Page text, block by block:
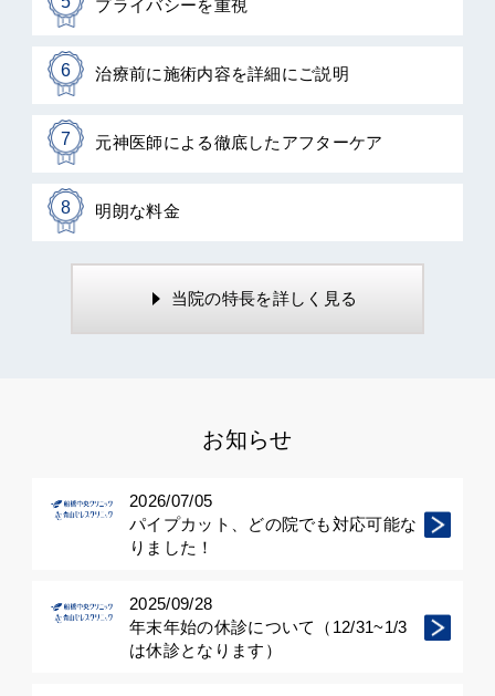
プライバシーを重視
6 治療前に施術内容を詳細にご説明
7 元神医師による徹底したアフターケア
8 明朗な料金
当院の特長を詳しく見る
お知らせ
2026/07/05
パイプカット、どの院でも対応可能な
りました！
2025/09/28
年末年始の休診について（12/31~1/3
は休診となります）